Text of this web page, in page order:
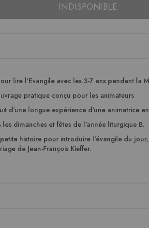
INDISPONIBLE
lire l'Evangile avec les 3-7 ans pendant la
pratique conçu pour les animateurs
d'une longue expérience d'une animatrice
les dimanches et fêtes de l'année liturgique B.
histoire pour introduire l'évangile du
de Jean-François Kieffer.